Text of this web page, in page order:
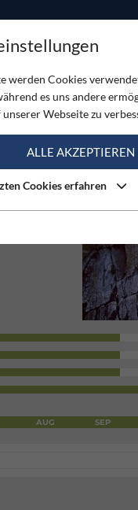
AUG SEP
werden Cookies
es uns andere
Webseite zu
ALLE AKZEPTIEREN
Cookies erfahren